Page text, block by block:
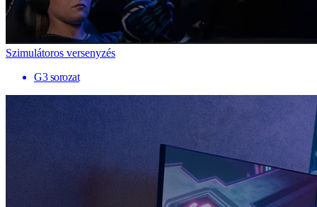
Szimulátoros versenyzés
G3 sorozat